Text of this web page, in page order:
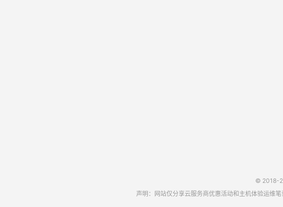
© 2018-
声明：网站仅分享云服务商优惠活动和主机体验运维